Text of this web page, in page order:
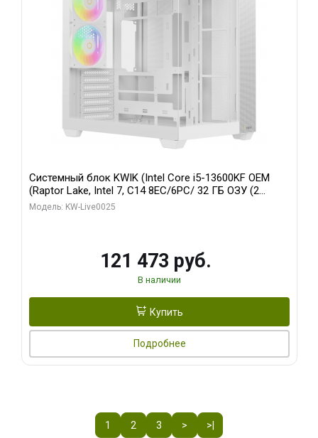
Системный блок KWIK (Intel Core i5-13600KF OEM
(Raptor Lake, Intel 7, C14 8EC/6PC/ 32 ГБ ОЗУ (2
модуля)/ Gigabyte RTX5060 WINDFORCE OC 8GB
Модель: KW-Live0025
121 473 руб.
В наличии
Купить
Подробнее
1 2 3 > >|